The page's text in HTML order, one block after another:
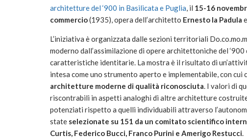
architetture del ‘900 in Basilicata e Puglia, il 15-16
commercio(1935), opera dell’architetto Ernesto la Padula
L’iniziativa è organizzata dalle sezioni territoriali
moderno dall’assimilazione di opere architettoniche del
caratteristiche identitarie. La mostra è il risultato di
intesa come uno strumento aperto e implementabile, con
architetture moderne di qualità riconosciuta. I valori di
riscontrabili in aspetti analoghi di altre architetture
potenziati rispetto a quelli individuabili attraverso
state selezionate su 151 da un comitato scientifico
Curtis, Federico Bucci, Franco Purini e Amerigo Restucci.